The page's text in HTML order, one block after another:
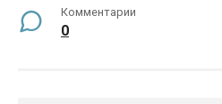
Комментарии
0